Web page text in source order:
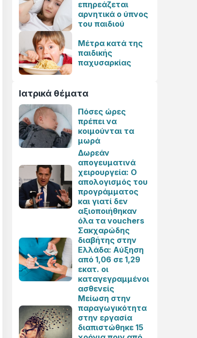
επηρεάζεται
αρνητικά ο ύπνος
του παιδιού
Μέτρα κατά της
παιδικής
παχυσαρκίας
Ιατρικά θέματα
Πόσες ώρες
πρέπει να
κοιμούνται τα
μωρά
Δωρεάν
απογευματινά
χειρουργεία: Ο
απολογισμός του
προγράμματος
και γιατί δεν
αξιοποιήθηκαν
όλα τα vouchers
Σακχαρώδης
διαβήτης στην
Ελλάδα: Αύξηση
από 1,06 σε 1,29
εκατ. οι
καταγεγραμμένοι
ασθενείς
Μείωση στην
παραγωγικότητα
στην εργασία
διαπιστώθηκε 15